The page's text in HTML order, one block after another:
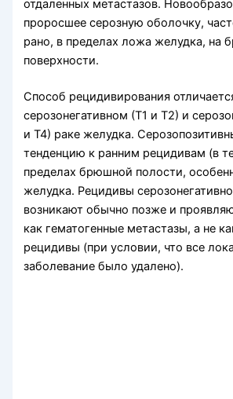
отдаленных метастазов.
проросшее серозную оболочку,
рано, в пределах ложа желудка, на
поверхности.
Способ рецидивирования
серозонегативном (Т1 и Т2) и
и Т4) раке желудка.
тенденцию к ранним рецидивам (в
пределах брюшной полости,
желудка. Рецидивы
возникают обычно позже и
как гематогенные метастазы, а не
рецидивы (при условии, что все
заболевание было удалено).